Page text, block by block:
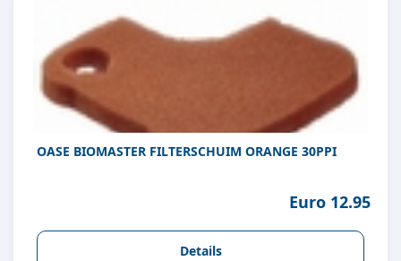
OASE BIOMASTER FILTERSCHUIM ORANGE 30PPI
Euro 12.95
Details